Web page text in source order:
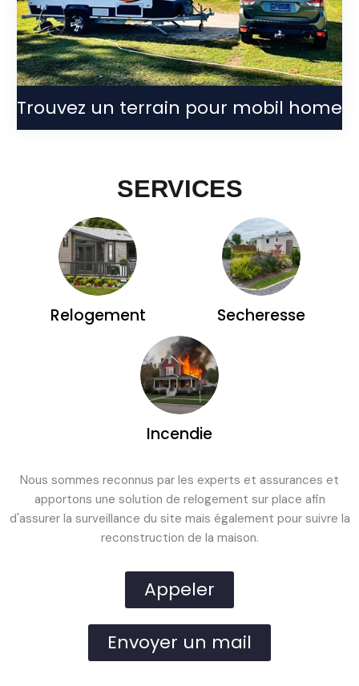
Trouvez un terrain pour mobil home
SERVICES
Relogement Secheresse
Incendie
Nous sommes reconnus par les experts et assurances et
apportons une solution de relogement sur place afin
d'assurer la surveillance du site mais également pour suivre la
reconstruction de la maison.
Appeler
Envoyer un mail